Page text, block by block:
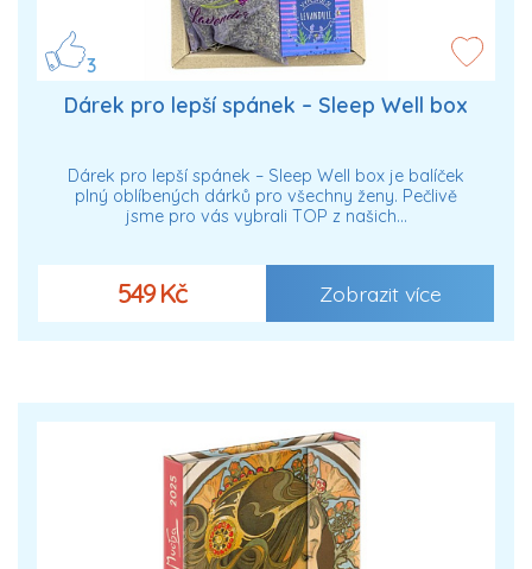
3
Dárek pro lepší spánek – Sleep Well box
Dárek pro lepší spánek – Sleep Well box je balíček
plný oblíbených dárků pro všechny ženy. Pečlivě
jsme pro vás vybrali TOP z našich…
549 Kč Zobrazit více